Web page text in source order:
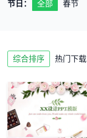
节日： 全部 春节
综合排序 热门下载